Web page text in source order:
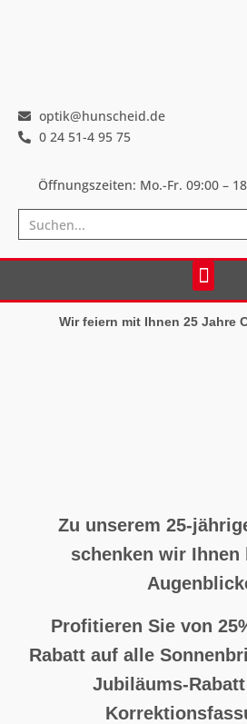
optik@hunscheid.de
0 24 51-4 95 75
Öffnungszeiten: Mo.-Fr. 09:00 –
Wir feiern mit Ihnen 25 Jahre
Zu unserem 25-
schenken wir Ihnen
Profitieren Sie von
Rabatt auf alle
Jubiläums-